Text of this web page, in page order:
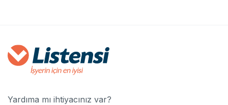
Yardıma mı ihtiyacınız var?